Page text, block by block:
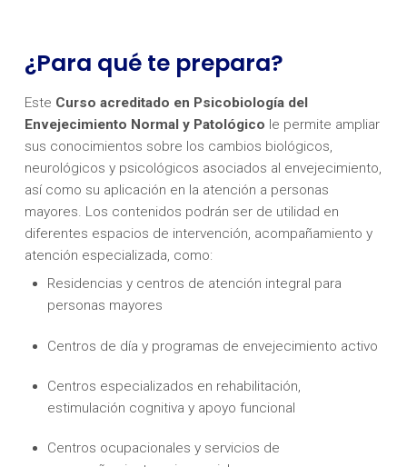
¿Para qué te prepara?
Este Curso acreditado en Psicobiología del
Envejecimiento Normal y Patológico le permite ampliar
sus conocimientos sobre los cambios biológicos,
neurológicos y psicológicos asociados al envejecimiento,
así como su aplicación en la atención a personas
mayores. Los contenidos podrán ser de utilidad en
diferentes espacios de intervención, acompañamiento y
atención especializada, como:
Residencias y centros de atención integral para
personas mayores
Centros de día y programas de envejecimiento activo
Centros especializados en rehabilitación,
estimulación cognitiva y apoyo funcional
Centros ocupacionales y servicios de